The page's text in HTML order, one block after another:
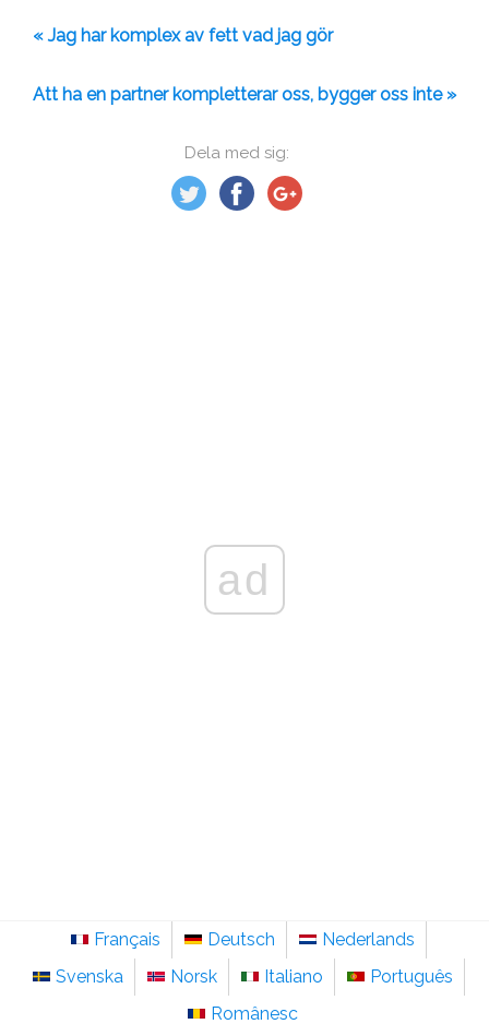
Dela med sig:
« Jag har komplex av fett vad jag gör
Att ha en partner kompletterar oss, bygger oss inte »
ad
Français Deutsch
Nederlands
Svenska
Norsk Italiano
Português
Românesc